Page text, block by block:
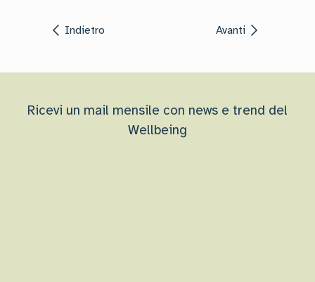
Indietro Avanti
Ricevi un mail mensile con news e trend del
Wellbeing